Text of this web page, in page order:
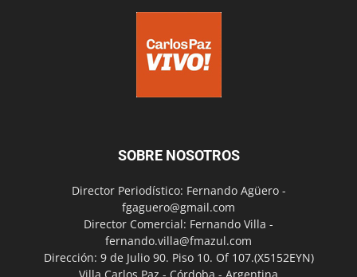
SOBRE NOSOTROS
Director Periodístico: Fernando Agüero -
fgaguero@gmail.com
Director Comercial: Fernando Villa -
fernando.villa@fmazul.com
Dirección: 9 de Julio 90. Piso 10. Of 107.(X5152EYN)